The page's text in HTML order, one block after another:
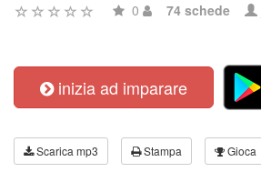
0 74 schede
inizia ad imparare
Scarica mp3 Stampa Gioca